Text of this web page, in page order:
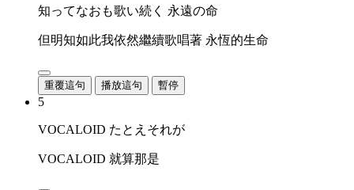
知ってなおも歌い続く 永遠の命
但明知如此我依然繼續歌唱著 永恆的生命
重覆這句 播放這句 暫停
5
VOCALOID たとえそれが
VOCALOID 就算那是